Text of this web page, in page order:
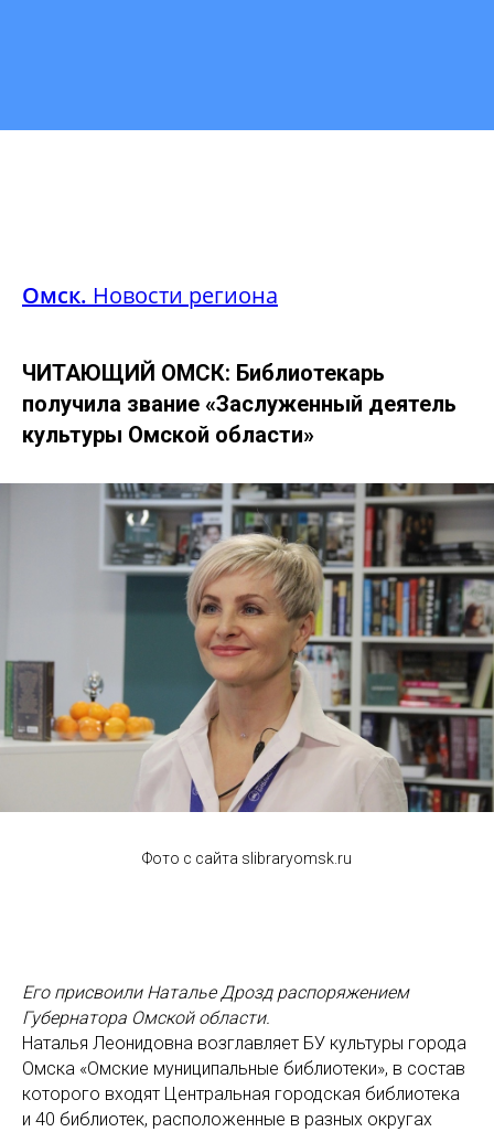
Омск. Новости региона
ЧИТАЮЩИЙ ОМСК: Библиотекарь
получила звание «Заслуженный деятель
культуры Омской области»
Фото с сайта slibraryomsk.ru
Его присвоили Наталье Дрозд распоряжением
Губернатора Омской области.
Наталья Леонидовна возглавляет БУ культуры города
Омска «Омские муниципальные библиотеки», в состав
которого входят Центральная городская библиотека
и 40 библиотек, расположенные в разных округах